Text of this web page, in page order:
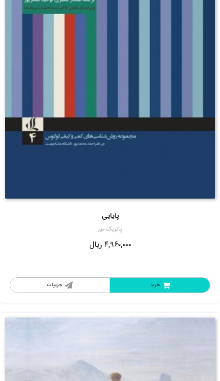
پایایی
پاتریک میر
۴,۹۶۰,۰۰۰ ریال
جزییات خرید